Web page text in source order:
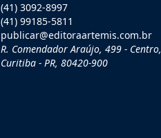
(41) 3092-8997
(41) 99185-5811
publicar@editoraartemis.com.br
R. Comendador Araújo, 499 - Centro,
Curitiba - PR, 80420-900